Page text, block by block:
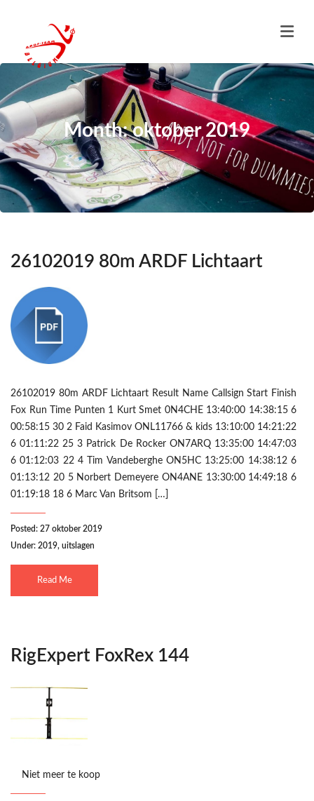
Month: oktober 2019
26102019 80m ARDF Lichtaart
26102019 80m ARDF Lichtaart Result Name Callsign Start Finish
Fox Run Time Punten 1 Kurt Smet 0N4CHE 13:40:00 14:38:15 6
00:58:15 30 2 Faid Kasimov ONL11766 & kids 13:10:00 14:21:22
6 01:11:22 25 3 Patrick De Rocker ON7ARQ 13:35:00 14:47:03
6 01:12:03 22 4 Tim Vandeberghe ON5HC 13:25:00 14:38:12 6
01:13:12 20 5 Norbert Demeyere ON4ANE 13:30:00 14:49:18 6
01:19:18 18 6 Marc Van Britsom […]
Posted: 27 oktober 2019
Under: 2019, uitslagen
Read Me
RigExpert FoxRex 144
Niet meer te koop